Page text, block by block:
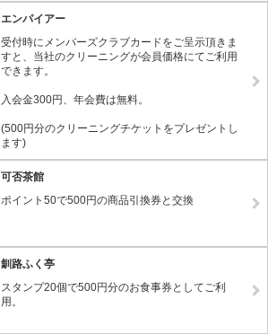
エンパイアー
受付時にメンバーズクラブカードをご呈示頂きま
すと、当社のクリーニングが会員価格にてご利用
できます。
入会金300円、年会費は無料。
(500円分のクリーニングチケットをプレゼントし
ます)
可否茶館
ポイント50で500円の商品引換券と交換
釧路ふく亭
スタンプ20個で500円分のお食事券としてご利
用。